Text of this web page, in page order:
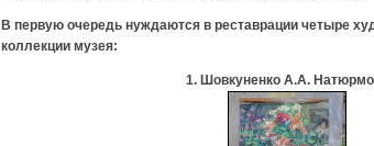
В первую очередь нуждаются в реставрации четыре
коллекции музея:
1. Шовкуненко А.А.